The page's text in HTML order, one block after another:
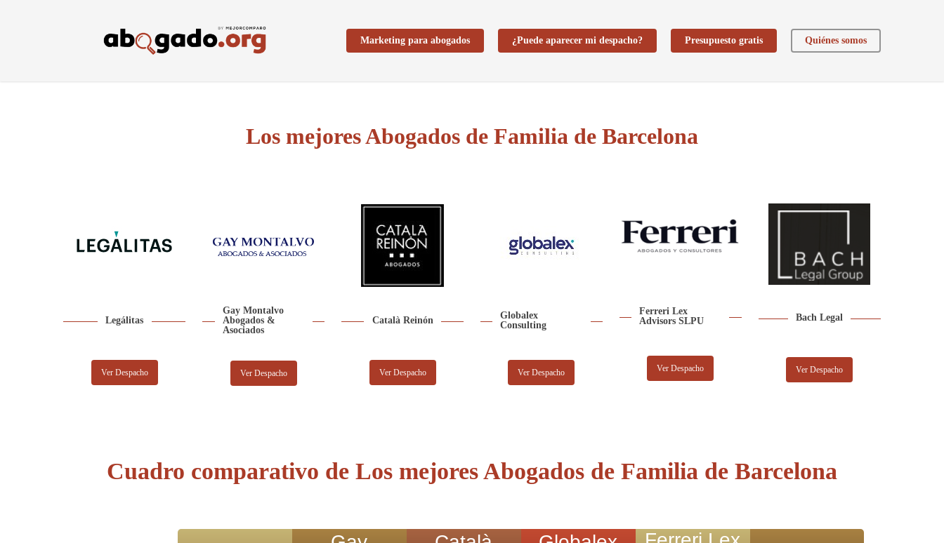
Marketing para abogados ¿Puede aparecer mi despacho? Presupuesto gratis Quiénes somos
Los mejores Abogados de Familia de Barcelona
Legálitas
Ver Despacho
Gay Montalvo
Abogados &
Asociados
Ver Despacho
Català Reinón
Ver Despacho
Globalex
Consulting
Ver Despacho
Ferreri Lex
Advisors SLPU
Ver Despacho
Bach Legal
Ver Despacho
Cuadro comparativo de Los mejores Abogados de Familia de Barcelona